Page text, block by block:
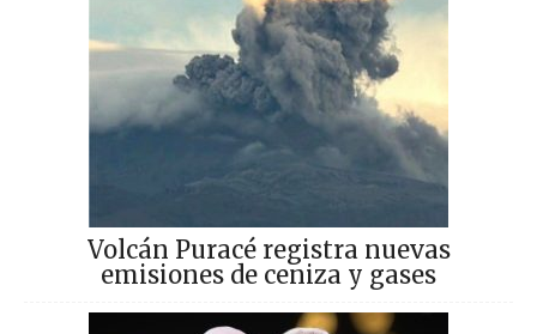
Volcán Puracé registra nuevas
emisiones de ceniza y gases